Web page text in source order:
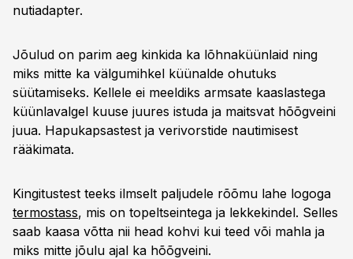
nutiadapter.
Jõulud on parim aeg kinkida ka lõhnaküünlaid ning
miks mitte ka välgumihkel küünalde ohutuks
süütamiseks. Kellele ei meeldiks armsate kaaslastega
küünlavalgel kuuse juures istuda ja maitsvat hõõgveini
juua. Hapukapsastest ja verivorstide nautimisest
rääkimata.
Kingitustest teeks ilmselt paljudele rõõmu lahe logoga
termostass, mis on topeltseintega ja lekkekindel. Selles
saab kaasa võtta nii head kohvi kui teed või mahla ja
miks mitte jõulu ajal ka hõõgveini.